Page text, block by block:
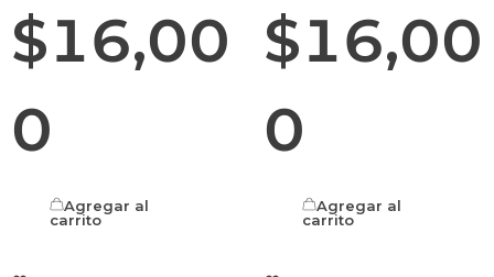
$16,00
0
Agregar al
carrito
$16,00
0
Agregar al
carrito